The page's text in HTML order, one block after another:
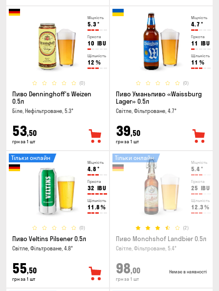
Міцність
5.3°
Гіркота
10 IBU
Щільність
12 %
(0)
Пиво Denninghoff's Weizen
0.5л
Біле, Нефільтроване, 5.3°
53,50
грн за 1 шт
Міцність
4.7 °
Гіркота
11 IBU
Щільність
11 %
(0)
Пиво Уманьпиво «Waissburg
Lager» 0.5л
Світле, Фільтроване, 4.7°
39,50
грн за 1 шт
Міцність
4.8 °
Гіркота
32 IBU
Щільність
11.8 %
(0)
Тільки онлайн
Пиво Veltins Pilsener 0.5л
Світле, Фільтроване, 4.8°
55,50
грн за 1 шт
Міцність
5.4 °
Гіркота
25 IBU
Щільність
12.3 %
(2)
Тільки онлайн
Пиво Monchshof Landbier 0.5л
Світле, Фільтроване, 5.4°
98,00
грн за 1 шт
Немає в наявності